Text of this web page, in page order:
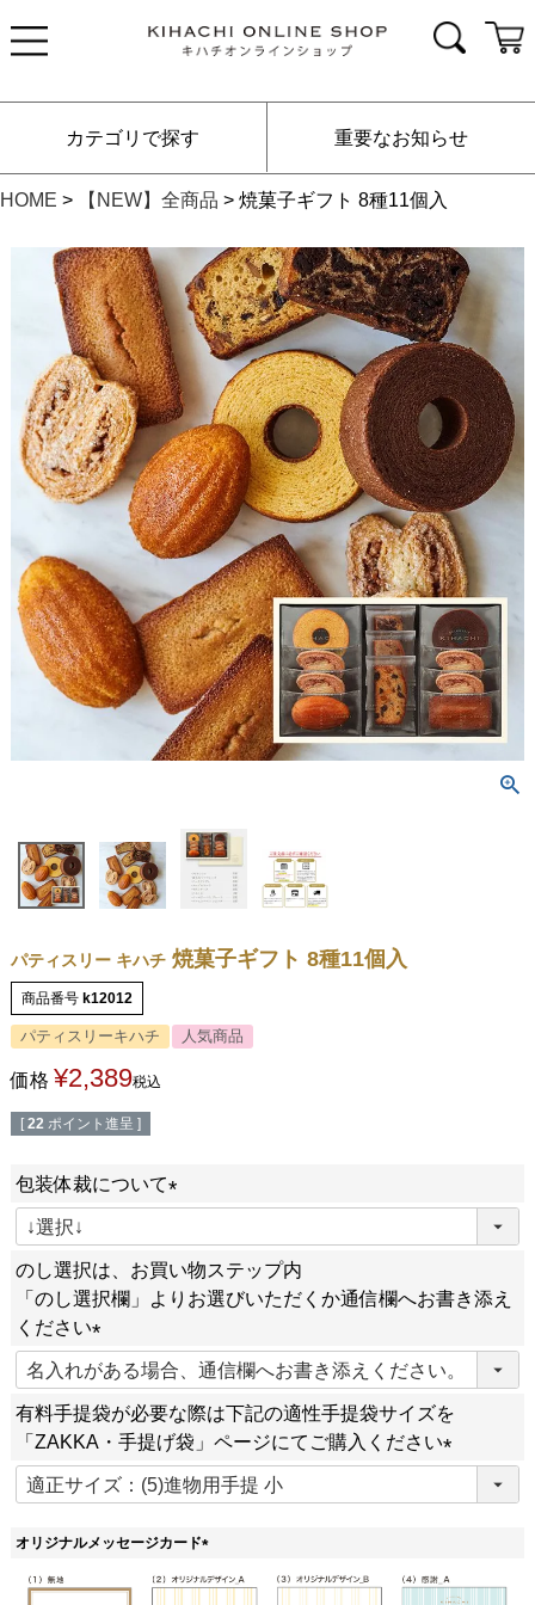
カテゴリで探す 重要なお知らせ
HOME 【NEW】全商品 焼菓子ギフト 8種11個入
パティスリー キハチ 焼菓子ギフト 8種11個入
商品番号 k12012
パティスリーキハチ 人気商品
価格 ¥2,389税込
[ 22 ポイント進呈 ]
包装体裁について
必
須
)
のし選択は、お買い物ステップ内
「のし選択欄」よりお選びいただくか通信欄へお書き添え
ください
(
必
須
)
有料手提袋が必要な際は下記の適性手提袋サイズを
「ZAKKA・手提げ袋」ページにてご購入ください
必
オリジナルメッセージカード
必